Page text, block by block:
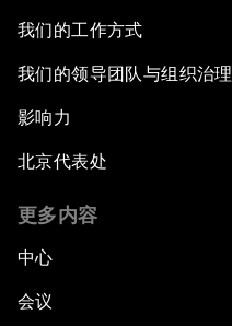
我们的工作方式
我们的领导团队与组织治理
影响力
北京代表处
更多内容
中心
会议